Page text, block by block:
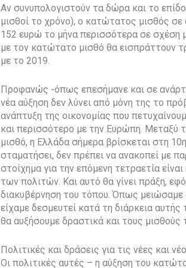
Αν συνυπολογιστούν τα δώρα και το
μισθοί το χρόνο), ο κατώτατος μισθός
152 ευρώ το μήνα περισσότερα σε σχέση
με τον κατώτατο μισθό θα εισπράττουν
με το 2019.
Προφανώς -όπως επεσήμανε και σε
νέα αύξηση δεν λύνει από μόνη της το
ανάπτυξη της οικονομίας που
και περισσότερο με την Ευρώπη.
μισθό, η Ελλάδα σήμερα βρίσκεται στη
σταματήσει, δεν πρέπει να ανακοπεί με
στοίχημα για την επόμενη τετραετία
των πολιτών. Και αυτό θα γίνει πράξη,
διακυβέρνηση του τόπου. Όπως
είχαμε δεσμευτεί κατά τη διάρκεια
θα αυξήσουμε δραστικά και τους μισθούς
Πολιτικές και δράσεις για τις νέες και
Οι πολιτικές αυτές – η αύξηση του